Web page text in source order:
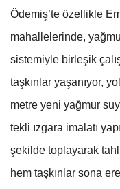
Ödemiş’te özellikle
mahallelerinde,
sistemiyle birleşik
taşkınlar yaşanıyor,
metre yeni yağmur
tekli ızgara imalatı
şekilde toplayarak
hem taşkınlar sona